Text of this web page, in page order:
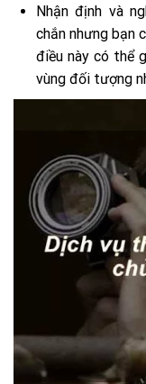
Nhận định và
chắn nhưng bạn
điều này có thể
vùng đối tượng